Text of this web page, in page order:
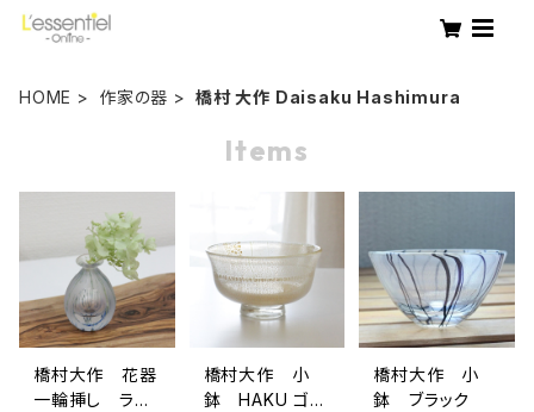
HOME 作家の器 橋村 大作 Daisaku Hashimura
Items
橋村大作 花器
一輪挿し ライ
橋村大作 小
鉢 HAKU ゴー
橋村大作 小
鉢 ブラック